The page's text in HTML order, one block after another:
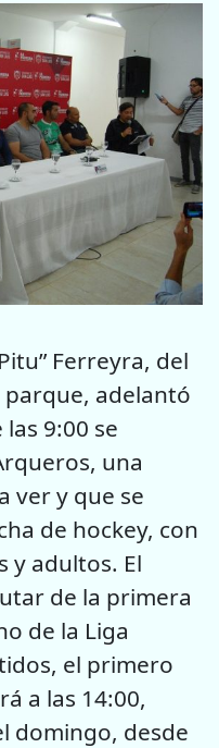
Ferreyra, del
adelantó
9:00 se
una
ver y que se
de hockey, con
y adultos. El
de la primera
de la Liga
el primero
a las 14:00,
domingo, desde